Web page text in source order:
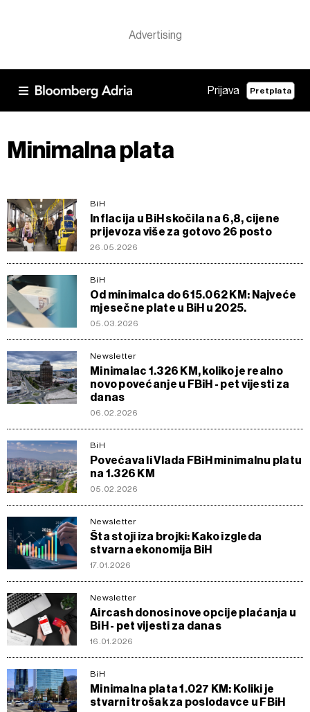
Prijava Pretplata
Minimalna plata
BiH
Inflacija u BiH skočila na 6,8, cijene
prijevoza više za gotovo 26 posto
26.05.2026
BiH
Od minimalca do 615.062 KM: Najveće
mjesečne plate u BiH u 2025.
05.03.2026
Newsletter
Minimalac 1.326 KM, koliko je realno
novo povećanje u FBiH - pet vijesti za
danas
06.02.2026
BiH
Povećava li Vlada FBiH minimalnu platu
na 1.326 KM
05.02.2026
Newsletter
Šta stoji iza brojki: Kako izgleda
stvarna ekonomija BiH
17.01.2026
Newsletter
Aircash donosi nove opcije plaćanja u
BiH - pet vijesti za danas
16.01.2026
BiH
Minimalna plata 1.027 KM: Koliki je
stvarni trošak za poslodavce u FBiH